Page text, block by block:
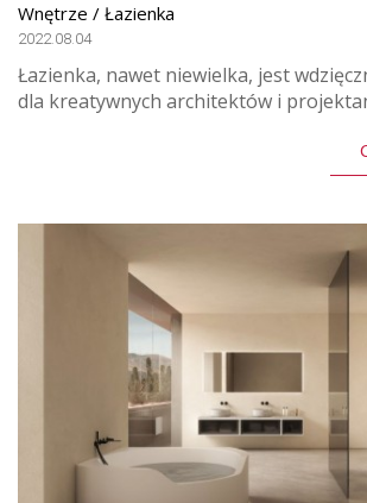
Wnętrze / Łazienka
2022.08.04
Łazienka, nawet niewielka, jest
dla kreatywnych architektów i